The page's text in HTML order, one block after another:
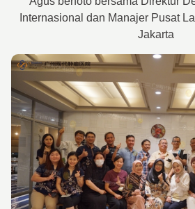
Internasional dan Manajer Pusat
Jakarta